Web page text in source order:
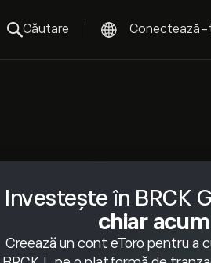
Căutare
Investește în BRCK
chiar acum
Creează un cont eToro pentru a